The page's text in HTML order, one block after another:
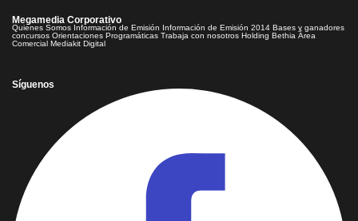
Megamedia Corporativo
Quienes Somos Información de Emisión Información de Emisión 2014 Bases y ganadores
concursos Orientaciones Programáticas Trabaja con nosotros Holding Bethia Área
Comercial Mediakit Digital
Síguenos